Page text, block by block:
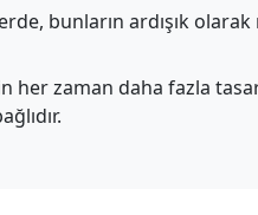
bunların ardışık olarak
her zaman daha fazla